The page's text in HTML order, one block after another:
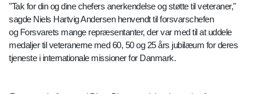
"Tak for din og dine chefers anerkendelse og støtte til veteraner,"
sagde Niels Hartvig Andersen henvendt til forsvarschefen
og Forsvarets mange repræsentanter, der var med til at uddele
medaljer til veteranerne med 60, 50 og 25 års jubilæum for deres
tjeneste i internationale missioner for Danmark.